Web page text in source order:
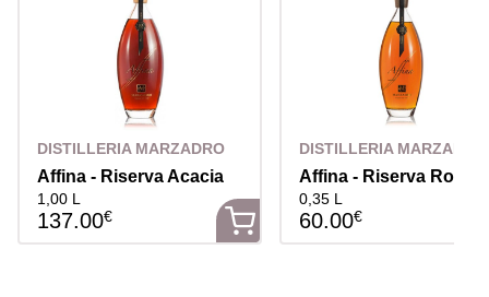
DISTILLERIA MARZADRO
Affina - Riserva Acacia
1,00 L
137.00€
DISTILLERIA MARZADRO
Affina - Riserva Rovere
0,35 L
60.00€